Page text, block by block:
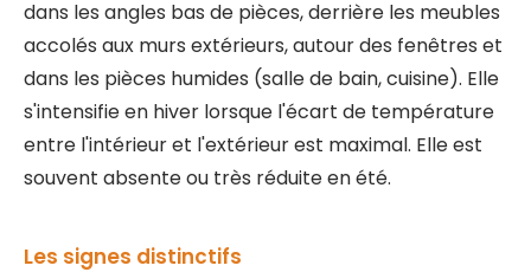
dans les angles bas de pièces, derrière les meubles
accolés aux murs extérieurs, autour des fenêtres et
dans les pièces humides (salle de bain, cuisine). Elle
s'intensifie en hiver lorsque l'écart de température
entre l'intérieur et l'extérieur est maximal. Elle est
souvent absente ou très réduite en été.
Les signes distinctifs